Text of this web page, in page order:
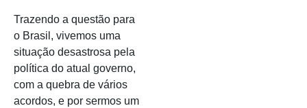
Trazendo a questão para
o Brasil, vivemos uma
situação desastrosa pela
política do atual governo,
com a quebra de vários
acordos, e por sermos um